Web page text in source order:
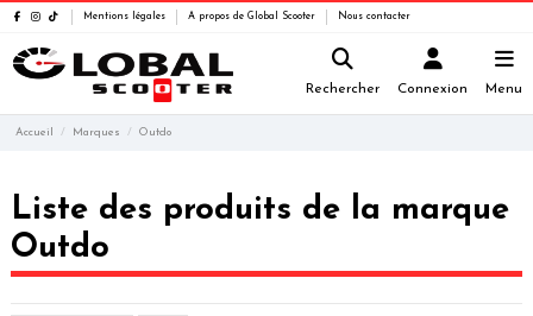
Mentions légales A propos de Global Scooter Nous contacter
Rechercher Connexion Menu
Accueil Marques Outdo
Liste des produits de la marque
Outdo